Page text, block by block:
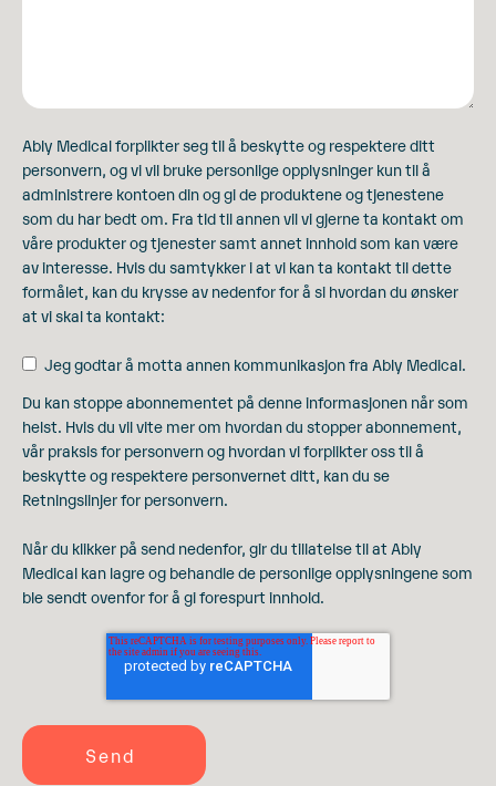
Ably Medical forplikter seg til å beskytte og respektere ditt
personvern, og vi vil bruke personlige opplysninger kun til å
administrere kontoen din og gi de produktene og tjenestene
som du har bedt om. Fra tid til annen vil vi gjerne ta kontakt om
våre produkter og tjenester samt annet innhold som kan være
av interesse. Hvis du samtykker i at vi kan ta kontakt til dette
formålet, kan du krysse av nedenfor for å si hvordan du ønsker
at vi skal ta kontakt:
Jeg godtar å motta annen kommunikasjon fra Ably Medical.
Du kan stoppe abonnementet på denne informasjonen når som
helst. Hvis du vil vite mer om hvordan du stopper abonnement,
vår praksis for personvern og hvordan vi forplikter oss til å
beskytte og respektere personvernet ditt, kan du se
Retningslinjer for personvern.
Når du klikker på send nedenfor, gir du tillatelse til at Ably
Medical kan lagre og behandle de personlige opplysningene som
ble sendt ovenfor for å gi forespurt innhold.